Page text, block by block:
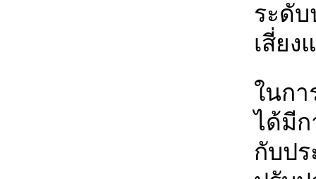
ระดั
เสี่ย
ในก
ได้มีก
กับป